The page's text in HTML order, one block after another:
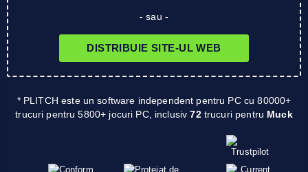
- sau -
DISTRIBUIE SITE-UL WEB
* PLITCH este un software independent pentru PC cu 80000+
trucuri pentru 5800+ jocuri PC, inclusiv72trucuri pentru Muck